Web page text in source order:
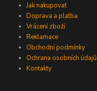
Jak nakupovat
Doprava a platba
Vrácení zboží
Reklamace
Obchodní podmínky
Ochrana osobních údajů
Kontakty